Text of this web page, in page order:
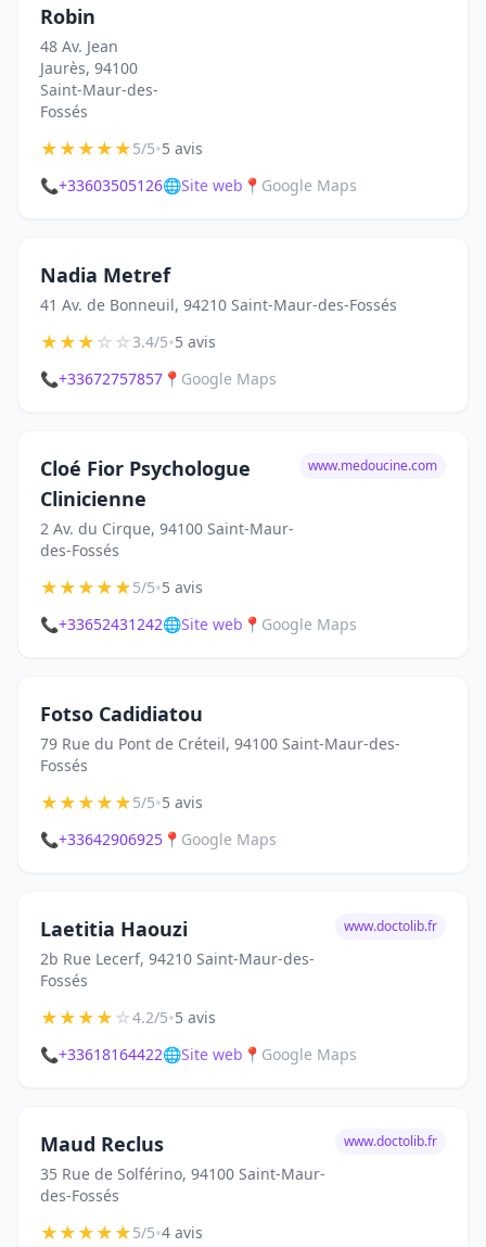
Robin
48 Av. Jean
Jaurès, 94100
Saint-Maur-des-
Fossés
★★★★★5/5•5 avis
📞+33603505126🌐Site web 📍 Google Maps
Nadia Metref
41 Av. de Bonneuil, 94210 Saint-Maur-des-Fossés
★★★☆☆3.4/5•5 avis
📞+33672757857 📍 Google Maps
Cloé Fior Psychologue
Clinicienne
2 Av. du Cirque, 94100 Saint-Maur-
des-Fossés
www.medoucine.com
★★★★★5/5•5 avis
📞+33652431242🌐Site web 📍 Google Maps
Fotso Cadidiatou
79 Rue du Pont de Créteil, 94100 Saint-Maur-des-
Fossés
★★★★★5/5•5 avis
📞+33642906925 📍 Google Maps
Laetitia Haouzi
2b Rue Lecerf, 94210 Saint-Maur-des-
Fossés
www.doctolib.fr
★★★★☆4.2/5•5 avis
📞+33618164422🌐Site web 📍 Google Maps
Maud Reclus
35 Rue de Solférino, 94100 Saint-Maur-
des-Fossés
www.doctolib.fr
★★★★★5/5•4 avis